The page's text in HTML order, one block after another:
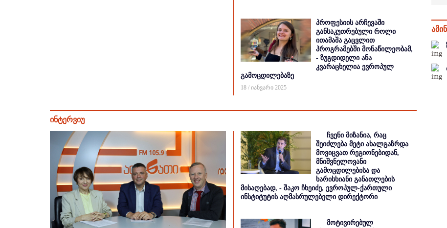
პროფესიის არჩევაში
განსაკუთრებული როლი
ითამაშა გაცვლით
პროგრამებში მონაწილეობამ,
- ზუგდიდელი ანა
კვარაცხელია ევროპულ
გამოცდილებაზე
18 / იანვარი 2025
ინტერვიუ
ჩვენი მიზანია, რაც
შეიძლება მეტი ახალგაზრდა
მოვიცვათ რეგიონებიდან,
მნიშვნელოვანი
გამოცდილებისა და
ხარისხიანი განათლების
მისაღებად, - შაკო ჩხეიძე, ევროპულ-ქართული
ინსტიტუტის აღმასრულებელი დირექტორი
მოტივირებულ